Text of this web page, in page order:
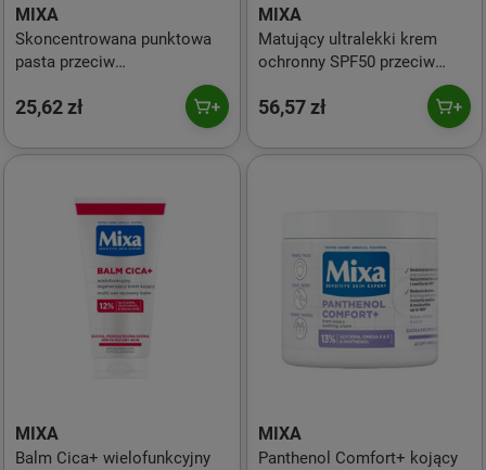
MIXA
Skoncentrowana punktowa
pasta przeciw
niedoskonałościom 15ml
25,62 zł
MIXA
Matujący ultralekki krem
ochronny SPF50 przeciw
niedoskonałościom 40ml
56,57 zł
MIXA
Balm Cica+ wielofunkcyjny
MIXA
Panthenol Comfort+ kojący